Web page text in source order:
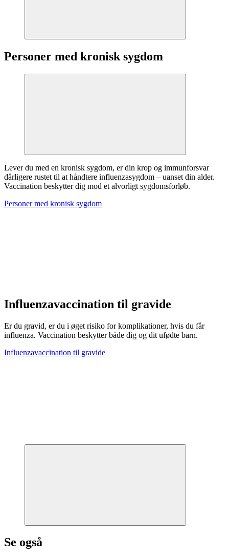
Personer med kronisk sygdom
Lever du med en kronisk sygdom, er din krop og immunforsvar
dårligere rustet til at håndtere influenzasygdom – uanset din alder.
Vaccination beskytter dig mod et alvorligt sygdomsforløb.
Personer med kronisk sygdom
Influenzavaccination til gravide
Er du gravid, er du i øget risiko for komplikationer, hvis du får
influenza. Vaccination beskytter både dig og dit ufødte barn.
Influenzavaccination til gravide
Se også